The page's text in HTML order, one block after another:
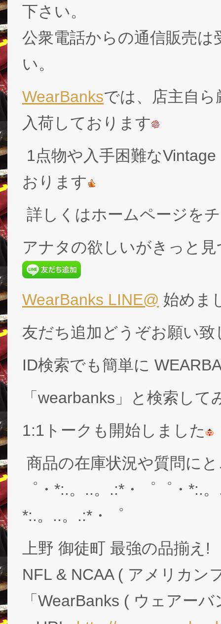
下さい。
公衆電話からの通信販売
い。
WearBanksでは、店主自
入荷しております
1点物や入手困難な
おります
詳しくはホームページを
アナタの欲しいがきっと
WearBanks LINE@ 始めま
友だち追加どうぞお願い致
ID検索でも簡単に
「wearbanks」と検索して
1:1トークも開始しました
商品の在庫状況や質問に
゜・*:.。..。.:*・゜゜・*:.
*:.。..。.:*・゜
上野 御徒町 最強の品揃え!
NFL & NCAA ( アメリカン
「WearBanks ( ウェアー